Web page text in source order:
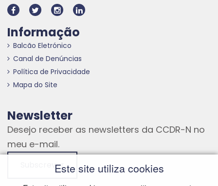
Informação
Balcão Eletrónico
Canal de Denúncias
Política de Privacidade
Mapa do Site
Newsletter
Desejo receber as newsletters da CCDR-N no
meu e-mail.
SubscreverEste site utiliza cookies